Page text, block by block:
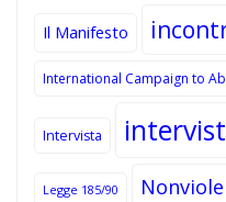
Il Manifesto
International Campaign to
Intervista
Legge 185/90